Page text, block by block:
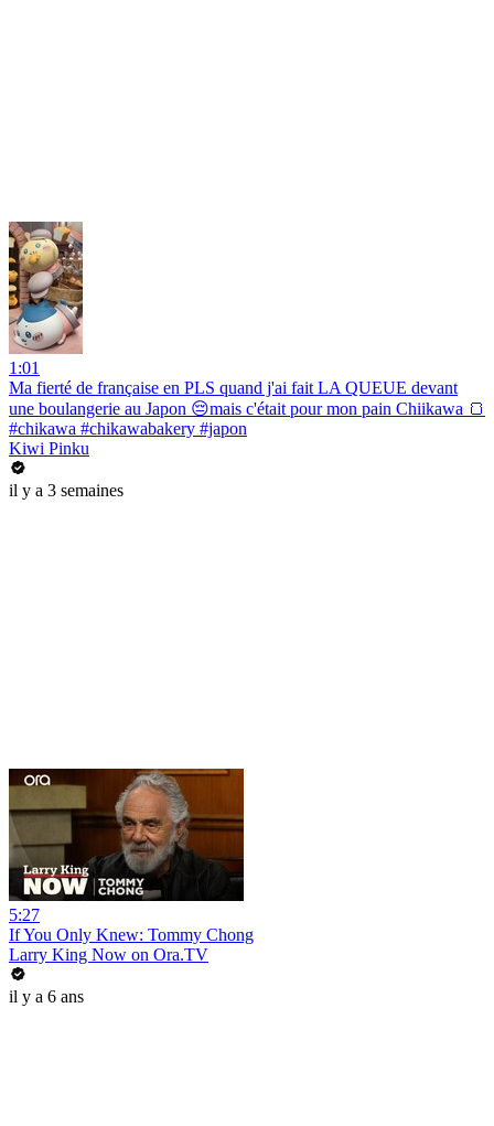
1:01
Ma fierté de française en PLS quand j'ai fait LA QUEUE devant
une boulangerie au Japon 😔mais c'était pour mon pain Chiikawa 🍞
#chikawa #chikawabakery #japon
Kiwi Pinku
il y a 3 semaines
5:27
If You Only Knew: Tommy Chong
Larry King Now on Ora.TV
il y a 6 ans